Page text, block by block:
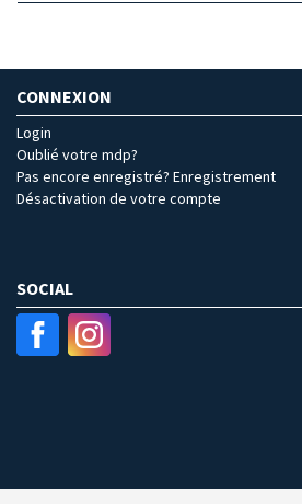
CONNEXION
Login
Oublié votre mdp?
Pas encore enregistré? Enregistrement
Désactivation de votre compte
SOCIAL